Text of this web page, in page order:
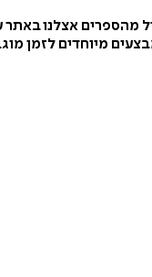
מהספרים אצלנו
מיוחדים לזמן